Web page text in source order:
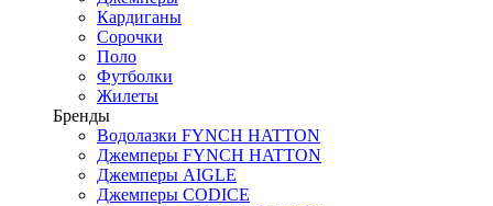
Кардиганы
Сорочки
Поло
Футболки
Жилеты
Бренды
Водолазки FYNCH HATTON
Джемперы FYNCH HATTON
Джемперы AIGLE
Джемперы CODICE